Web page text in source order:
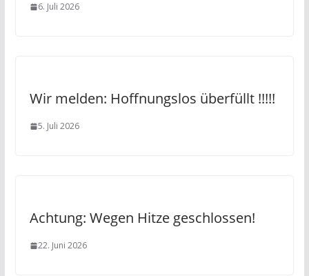
6. Juli 2026
Wir melden: Hoffnungslos überfüllt !!!!!
5. Juli 2026
Achtung: Wegen Hitze geschlossen!
22. Juni 2026